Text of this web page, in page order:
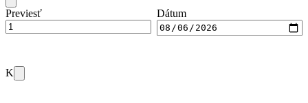
Previesť Dátum
K